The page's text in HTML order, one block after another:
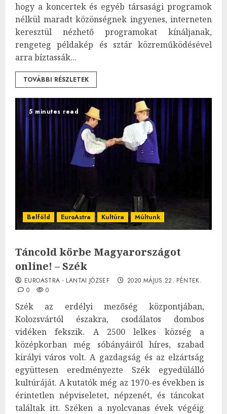
hogy a koncertek és egyéb társasági programok
nélkül maradt közönségnek ingyenes, interneten
keresztül nézhető programokat kínáljanak,
rengeteg példakép és sztár közreműködésével
arra bíztassák...
TOVÁBBI RÉSZLETEK
5 minutes read
Belföld EuroAstra Kultúra Múltunk
Táncold körbe Magyarországot
online! – Szék
EUROASTRA - LANTAI JÓZSEF
2020.MÁJUS.22. PÉNTEK.
0
0
Szék az erdélyi mezőség központjában,
Kolozsvártól északra, csodálatos dombos
vidéken fekszik. A 2500 lelkes község a
középkorban még sóbányáiról híres, szabad
királyi város volt. A gazdagság és az elzártság
együttesen eredményezte Szék egyedülálló
kultúráját. A kutatók még az 1970-es években is
érintetlen népviseletet, népzenét, és táncokat
találtak itt. Széken a nyolcvanas évek végéig